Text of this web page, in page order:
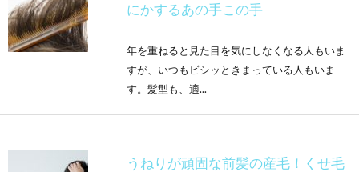
にかするあの手この手
年を重ねると見た目を気にしなくなる人もいま
すが、いつもビシッときまっている人もいま
す。髪型も、適...
うねりが頑固な前髪の産毛！くせ毛